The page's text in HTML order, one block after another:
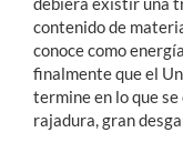
contenido de
conoce como
finalmente que el
termine en lo que se
rajadura, gran